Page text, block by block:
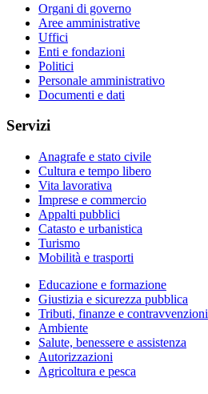
Organi di governo
Aree amministrative
Uffici
Enti e fondazioni
Politici
Personale amministrativo
Documenti e dati
Servizi
Anagrafe e stato civile
Cultura e tempo libero
Vita lavorativa
Imprese e commercio
Appalti pubblici
Catasto e urbanistica
Turismo
Mobilità e trasporti
Educazione e formazione
Giustizia e sicurezza pubblica
Tributi, finanze e contravvenzioni
Ambiente
Salute, benessere e assistenza
Autorizzazioni
Agricoltura e pesca